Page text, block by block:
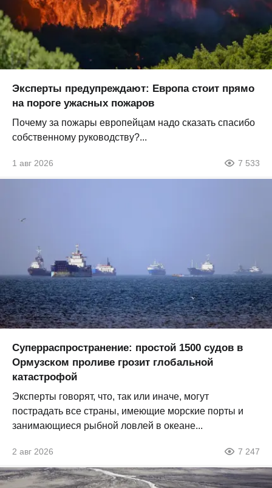
Эксперты предупреждают: Европа стоит прямо
на пороге ужасных пожаров
Почему за пожары европейцам надо сказать спасибо
собственному руководству?...
1 авг 2026 7 533
Суперраспространение: простой 1500 судов в
Ормузском проливе грозит глобальной
катастрофой
Эксперты говорят, что, так или иначе, могут
пострадать все страны, имеющие морские порты и
занимающиеся рыбной ловлей в океане...
2 авг 2026 7 247